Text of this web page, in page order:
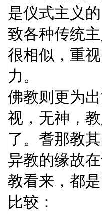
是仪式主义
致各种传统
很相似，重
力。
佛教则更为
视，无神，
了。耆那教
异教的缘故
教看来，都是
比较：